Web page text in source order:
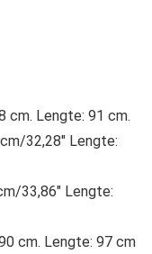
cm. Lengte: 91 cm.
32,28″ Lengte:
33,86″ Lengte:
cm. Lengte: 97 cm